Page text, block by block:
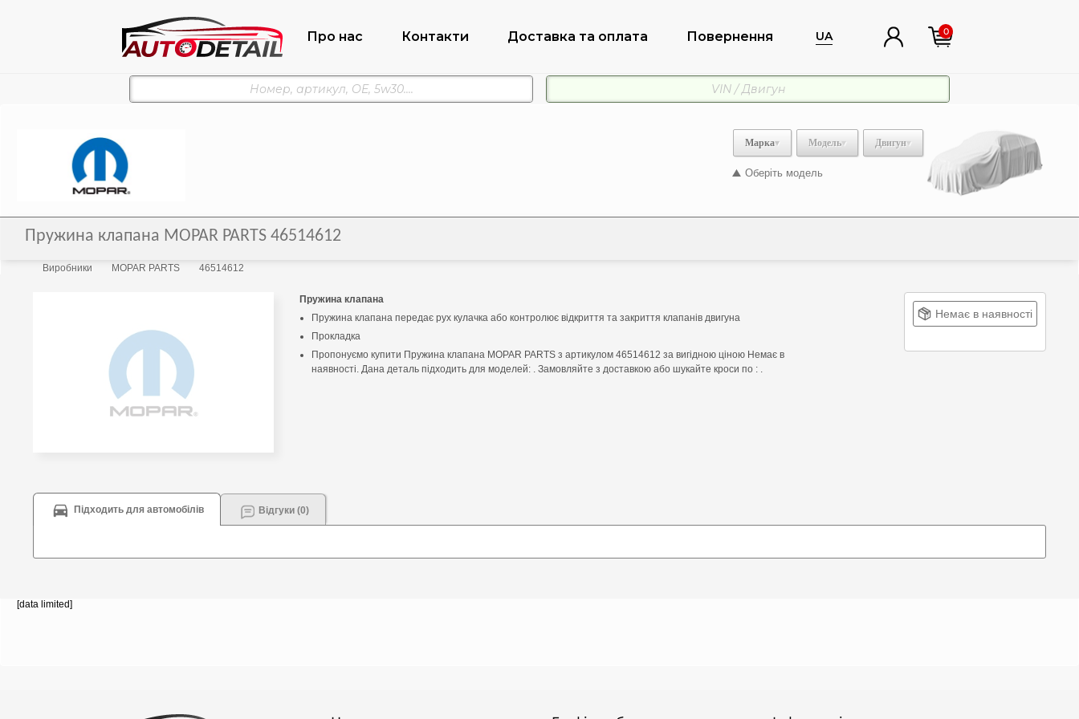
Про нас Контакти Доставка та оплата Повернення UA 0
Марка Модель Двигун
Оберіть модель
Пружина клапана MOPAR PARTS 46514612
Виробники MOPAR PARTS 46514612
Пружина клапана
Пружина клапана передає рух кулачка або контролює відкриття та закриття клапанів двигуна
Прокладка
Пропонуємо купити Пружина клапана MOPAR PARTS з артикулом 46514612 за вигідною ціною Немає в
наявності. Дана деталь підходить для моделей: . Замовляйте з доставкою або шукайте кроси по : .
Немає в наявності
Підходить для автомобілів Відгуки (0)
[data limited]